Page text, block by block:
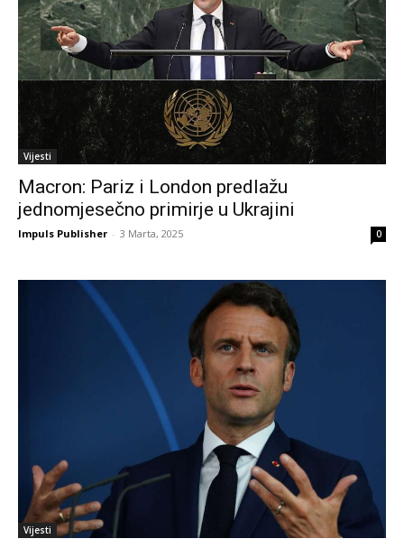
Vijesti
Macron: Pariz i London predlažu
jednomjesečno primirje u Ukrajini
Impuls Publisher - 3 Marta, 2025 0
Vijesti